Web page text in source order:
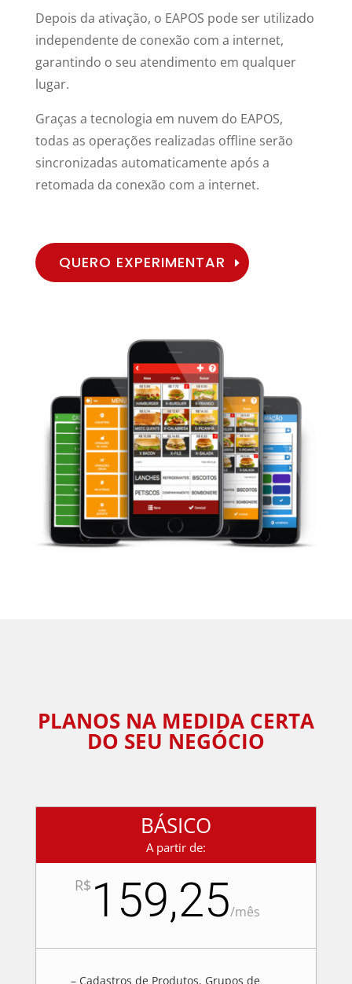
Depois da ativação, o EAPOS pode ser utilizado
independente de conexão com a internet,
garantindo o seu atendimento em qualquer
lugar.
Graças a tecnologia em nuvem do EAPOS,
todas as operações realizadas offline serão
sincronizadas automaticamente após a
retomada da conexão com a internet.
QUERO EXPERIMENTAR
PLANOS NA MEDIDA CERTA
DO SEU NEGÓCIO
BÁSICO
A partir de:
R$ 159,25/mês
– Cadastros de Produtos, Grupos de